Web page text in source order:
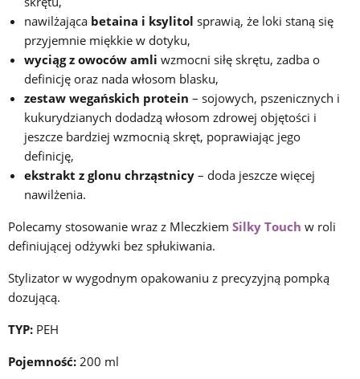
nawilżająca betaina i ksylitol sprawią, że loki staną się
przyjemnie miękkie w dotyku,
wyciąg z owoców amli wzmocni siłę skrętu, zadba o
definicję oraz nada włosom blasku,
zestaw wegańskich protein – sojowych, pszenicznych i
kukurydzianych dodadzą włosom zdrowej objętości i
jeszcze bardziej wzmocnią skręt, poprawiając jego
definicję,
ekstrakt z glonu chrząstnicy – doda jeszcze więcej
nawilżenia.
Polecamy stosowanie wraz z Mleczkiem Silky Touch w roli
definiującej odżywki bez spłukiwania.
Stylizator w wygodnym opakowaniu z precyzyjną pompką
dozującą.
TYP: PEH
Pojemność: 200 ml